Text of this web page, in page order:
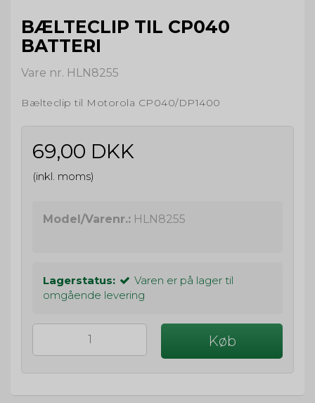
BÆLTECLIP TIL CP040
BATTERI
Vare nr. HLN8255
Bælteclip til Motorola CP040/DP1400
69,00 DKK
(inkl. moms)
Model/Varenr.: HLN8255
Lagerstatus:
Varen er på lager til
omgående levering
Køb